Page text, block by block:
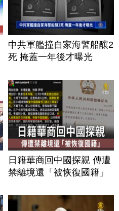
中共軍艦撞自家海警船釀2
死 掩蓋一年後才曝光
日籍華商回中國探親 傳遭
禁離境還「被恢復國籍」